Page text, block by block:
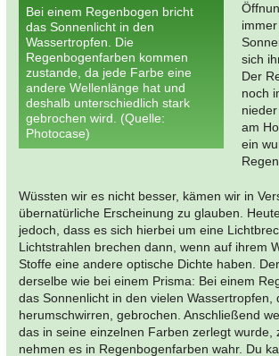
Bei einem Regenbogen bricht
das Sonnenlicht in den
Wassertropfen. Die
Regenbogenfarben kommen
zustande, da jede Farbe eine
andere Wellenlänge hat und
deshalb unterschiedlich stark
gebrochen wird. (Quelle:
Photocase)
sich
Der
noch
am
ein
Wüssten wir es nicht besser, kämen wir in
übernatürliche Erscheinung zu glauben.
jedoch, dass es sich hierbei um eine
Lichtstrahlen brechen dann, wenn auf ihrem
Stoffe eine andere optische Dichte haben.
derselbe wie bei einem Prisma: Bei einem
das Sonnenlicht in den vielen Wassertropfen,
herumschwirren, gebrochen. Anschließend
das in seine einzelnen Farben zerlegt wurde,
nehmen es in Regenbogenfarben wahr. Du